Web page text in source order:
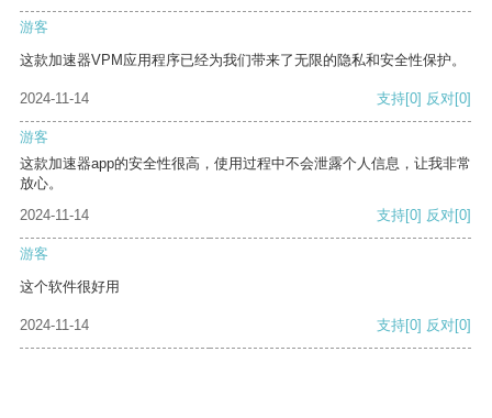
游客
这款加速器VPM应用程序已经为我们带来了无限的隐私和安全性保护。
2024-11-14 支持[0] 反对[0]
游客
这款加速器app的安全性很高，使用过程中不会泄露个人信息，让我非常
放心。
2024-11-14
支持[0] 反对[0]
游客
这个软件很好用
2024-11-14 支持[0] 反对[0]